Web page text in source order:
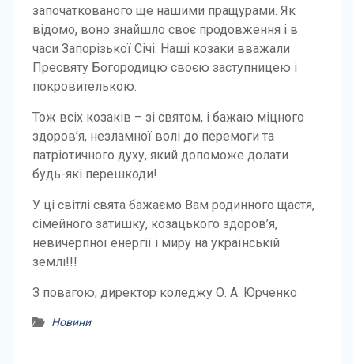
започаткованого ще нашими пращурами. Як
відомо, воно знайшло своє продовження і в
часи Запорізької Січі. Наші козаки вважали
Пресвяту Богородицю своєю заступницею і
покровителькою.
Тож всіх козаків – зі святом, і бажаю міцного
здоров’я, незламної волі до перемоги та
патріотичного духу, який допоможе долати
будь-які перешкоди!
У ці світлі свята бажаємо Вам родинного щастя,
сімейного затишку, козацького здоров’я,
невичерпної енергії і миру на українській
землі!!!
З повагою, директор коледжу О. А. Юрченко
Новини